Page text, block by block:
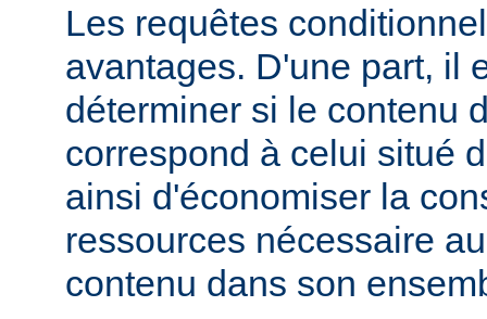
Les requêtes
avantages. D'une part, il
déterminer si le contenu
correspond à celui situé
ainsi d'économiser la
ressources nécessaire
contenu dans son